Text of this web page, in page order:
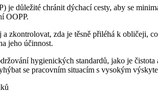
je důležité chránit dýchací cesty, aby se
OOPP.
zkontrolovat, zda je těsně přiléhá k
jeho účinnost.
hygienických standardů, jako je
se pracovním situacím s vysokým